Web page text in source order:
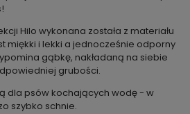
Hilo wykonana została z materiału
miękki i lekki a jednocześnie odporny
gąbkę, nakładaną na siebie
grubości.
dla psów kochających wodę - w
szybko schnie.